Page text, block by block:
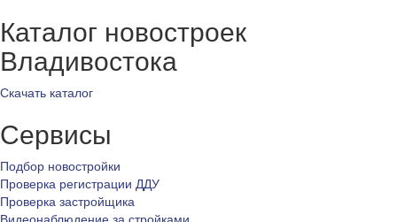
Каталог новостроек
Владивостока
Скачать каталог
Сервисы
Подбор новостройки
Проверка регистрации ДДУ
Проверка застройщика
Видеонаблюдение за стройками